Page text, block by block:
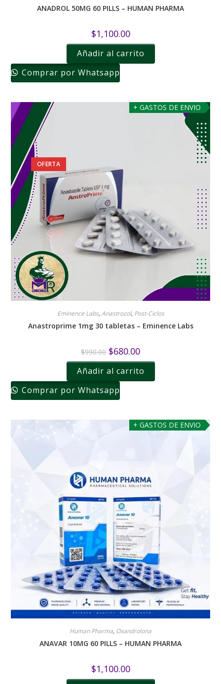
ANADROL 50MG 60 PILLS – HUMAN PHARMA
$1,100.00
Añadir al carrito
Comprar por Whatsapp
+ GASTOS DE ENVIO
OFERTA
Eminence Labs,Anastrozol, Post-Ciclos
Anastroprime 1mg 30 tabletas – Eminence Labs
$990.00 $680.00
Añadir al carrito
Comprar por Whatsapp
+ GASTOS DE ENVIO
Human Pharma, Oxandrolona
ANAVAR 10MG 60 PILLS – HUMAN PHARMA
$1,100.00